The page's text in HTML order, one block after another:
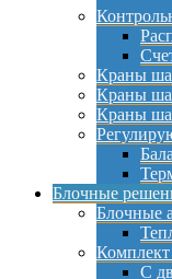
Краны
Краны
Краны
Блочные
Блочные
Комплект
С